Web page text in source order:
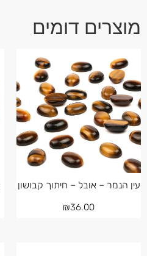
מוצרים דומים
עין הנמר – אובל – חיתוך קבושון
₪36.00